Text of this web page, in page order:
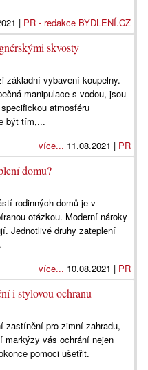
| PR - redakce BYDLENÍ.CZ
skvosty
základní vybavení koupelny.
manipulace s vodou, jsou
atmosféru
být tím,...
více... 11.08.2021 | PR
domu?
rodinných domů je v
otázkou. Moderní nároky
Jednotlivé druhy zateplení
více... 10.08.2021 | PR
i stylovou ochranu
zastínění pro zimní zahradu,
markýzy vás ochrání nejen
pomoci ušetřit.